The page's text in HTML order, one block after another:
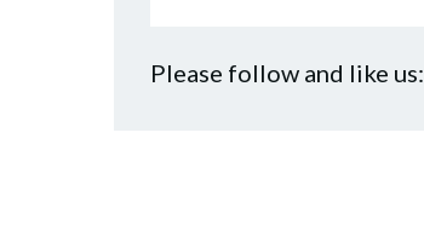
Please follow and like us: